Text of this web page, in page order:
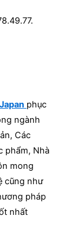
phục
ngành
Các
phẩm, Nhà
mong
cũng như
pháp
nhất